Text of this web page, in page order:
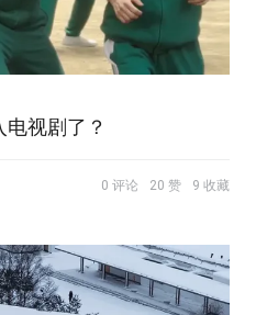
视剧了？
0 评论 20 赞 9 收藏